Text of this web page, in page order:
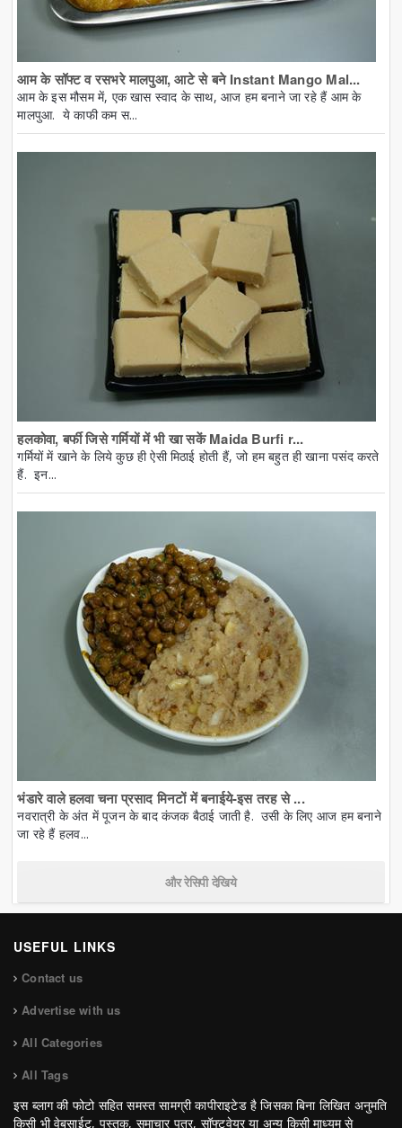
आम के सॉफ्ट व रसभरे मालपुआ, आटे से बने Instant Mango Mal...
आम के इस मौसम में, एक खास स्वाद के साथ, आज हम बनाने जा रहे हैं आम के
मालपुआ. ये काफी कम स...
हलकोवा, बर्फी जिसे गर्मियों में भी खा सकें Maida Burfi r...
गर्मियों में खाने के लिये कुछ ही ऐसी मिठाई होती हैं, जो हम बहुत ही खाना पसंद करते
हैं. इन...
भंडारे वाले हलवा चना प्रसाद मिनटों में बनाईये-इस तरह से ...
नवरात्री के अंत में पूजन के बाद कंजक बैठाई जाती है. उसी के लिए आज हम बनाने
जा रहे हैं हलव...
और रेसिपी देखिये
USEFUL LINKS
Contact us
Advertise with us
All Categories
All Tags
इस ब्लाग की फोटो सहित समस्त सामग्री कापीराइटेड है जिसका बिना लिखित अनुमति
किसी भी वेबसाईट, पुस्तक, समाचार पत्र, सॉफ्टवेयर या अन्य किसी माध्यम से